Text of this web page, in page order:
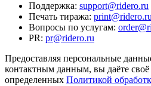
Поддержка: support@ridero.ru
Печать тиража: print@ridero.ru
Вопросы по услугам:
PR: pr@ridero.ru
Предоставляя персональные
контактным данным, вы даёте своё
определенных Политикой